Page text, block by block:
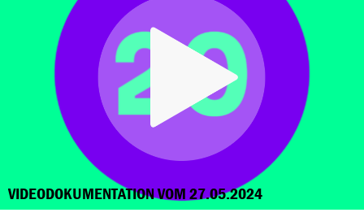
VIDEODOKUMENTATION VOM 27.05.2024